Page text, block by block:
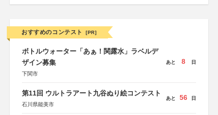
おすすめのコンテスト [PR]
ボトルウォーター「あぁ！関露水」ラベルデ
ザイン募集
下関市
あと 8 日
第11回 ウルトラアート九谷ぬり絵コンテスト
石川県能美市
あと 56 日